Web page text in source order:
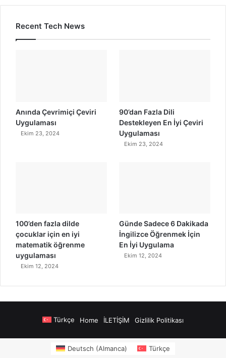
Recent Tech News
Anında Çevrimiçi Çeviri
Uygulaması
Ekim 23, 2024
90’dan Fazla Dili
Destekleyen En İyi Çeviri
Uygulaması
Ekim 23, 2024
100’den fazla dilde
çocuklar için en iyi
matematik öğrenme
uygulaması
Ekim 12, 2024
Günde Sadece 6 Dakikada
İngilizce Öğrenmek İçin
En İyi Uygulama
Ekim 12, 2024
Türkçe Home İLETİŞİM Gizlilik Politikası
Deutsch (Almanca) Türkçe